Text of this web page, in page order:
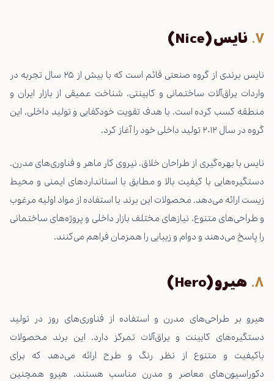
نایس(Nice)
نایس برندی از گروه صنعتی قائم است که با بیش از ۲۵ سال تجربه در
واردات یراق‌آلات ساختمانی و کابینتی، شناخت عمیقی از بازار ایران و
منطقه کسب کرده است. با هدف تقویت خودکفایی و تولید داخلی، این
گروه در سال ۲۰۱۲ تولید داخلی خود را آغاز کرد.
نایس با بهره‌گیری از طراحان خلاق، نیروی کار ماهر و فناوری‌های مدرن،
دستگیره‌هایی با کیفیت بالا و مطابق با استانداردهای ایمنی و محیط
زیست ارائه می‌دهد. محصولات این برند با استفاده از مواد اولیه مرغوب
و طراحی‌های متنوع، نیازهای مختلف بازار داخلی و پروژه‌های ساختمانی
را پاسخ می‌دهند و دوام و زیبایی را همزمان فراهم می‌کنند.
هیرو(Hero)
هیرو بر طراحی‌های مدرن و استفاده از فناوری‌های روز در تولید
دستگیره‌های کابینت و یراق‌آلات تمرکز دارد. این برند محصولات
باکیفیت و متنوع از نظر رنگ و طرح ارائه می‌دهد که برای
دکوراسیون‌های معاصر و مدرن مناسب هستند. هیرو همچنین